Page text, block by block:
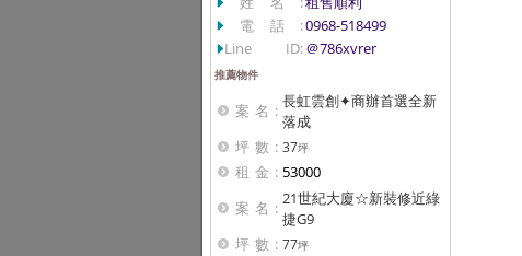
電話:0968-518499
Line ID:＠786xvrer
推薦物件
案名: 長虹雲創✦商辦首選全新
落成
坪數: 37坪
租金: 53000
案名: 21世紀大廈☆新裝修近綠
捷G9
坪數: 77坪